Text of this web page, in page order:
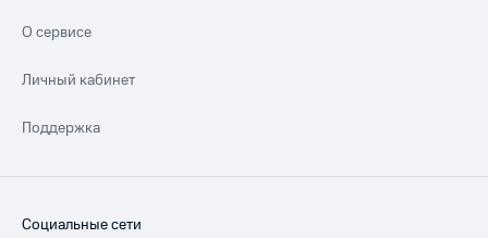
О сервисе
Личный кабинет
Поддержка
Социальные сети